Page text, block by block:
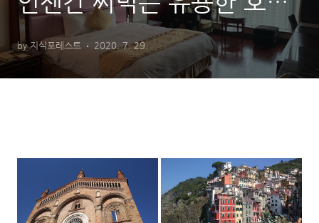
용어 정리 1탄
by 지식포레스트 2020. 7. 29.